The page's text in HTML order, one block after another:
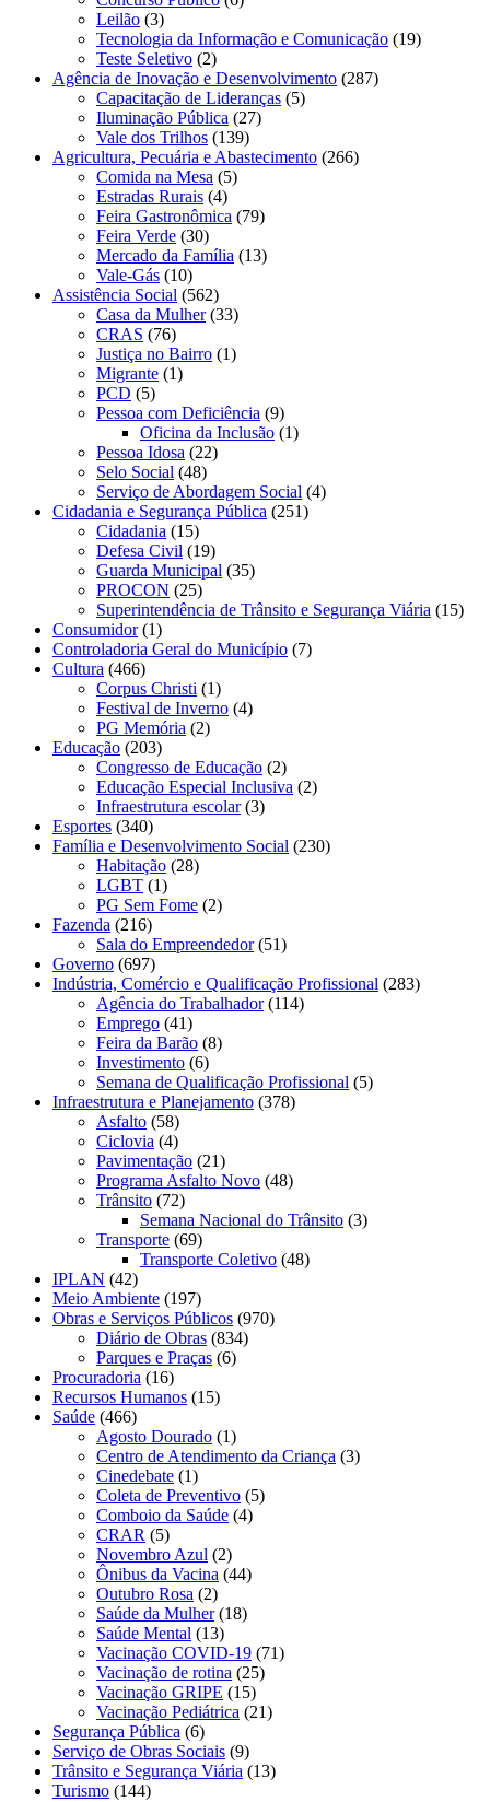
Leilão (3)
Tecnologia da Informação e Comunicação (19)
Teste Seletivo (2)
Agência de Inovação e Desenvolvimento (287)
Capacitação de Lideranças (5)
Iluminação Pública (27)
Vale dos Trilhos (139)
Agricultura, Pecuária e Abastecimento (266)
Comida na Mesa (5)
Estradas Rurais (4)
Feira Gastronômica (79)
Feira Verde (30)
Mercado da Família (13)
Vale-Gás (10)
Assistência Social (562)
Casa da Mulher(33)
CRAS (76)
Justiça no Bairro (1)
Migrante (1)
PCD (5)
Pessoa com Deficiência (9)
Oficina da Inclusão (1)
Pessoa Idosa (22)
Selo Social (48)
Serviço de Abordagem Social (4)
Cidadania e Segurança Pública (251)
Cidadania (15)
Defesa Civil (19)
Guarda Municipal (35)
PROCON (25)
Superintendência de Trânsito e Segurança Viária (15)
Consumidor(1)
Controladoria Geral do Município (7)
Cultura (466)
Corpus Christi (1)
Festival de Inverno (4)
PG Memória (2)
Educação (203)
Congresso de Educação (2)
Educação Especial Inclusiva (2)
Infraestrutura escolar(3)
Esportes (340)
Família e Desenvolvimento Social (230)
Habitação (28)
LGBT (1)
PG Sem Fome (2)
Fazenda (216)
Sala do Empreendedor(51)
Governo (697)
Indústria, Comércio e Qualificação Profissional (283)
Agência do Trabalhador(114)
Emprego (41)
Feira da Barão (8)
Investimento (6)
Semana de Qualificação Profissional (5)
Infraestrutura e Planejamento (378)
Asfalto (58)
Ciclovia (4)
Pavimentação (21)
Programa Asfalto Novo (48)
Trânsito (72)
Semana Nacional do Trânsito (3)
Transporte (69)
Transporte Coletivo (48)
IPLAN (42)
Meio Ambiente (197)
Obras e Serviços Públicos (970)
Diário de Obras (834)
Parques e Praças (6)
Procuradoria (16)
Recursos Humanos (15)
Saúde (466)
Agosto Dourado (1)
Centro de Atendimento da Criança (3)
Cinedebate (1)
Coleta de Preventivo (5)
Comboio da Saúde (4)
CRAR (5)
Novembro Azul (2)
Ônibus da Vacina (44)
Outubro Rosa (2)
Saúde da Mulher(18)
Saúde Mental (13)
Vacinação COVID-19 (71)
Vacinação de rotina (25)
Vacinação GRIPE (15)
Vacinação Pediátrica (21)
Segurança Pública (6)
Serviço de Obras Sociais (9)
Trânsito e Segurança Viária (13)
Turismo (144)